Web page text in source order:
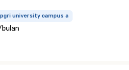
university campus a
bulan